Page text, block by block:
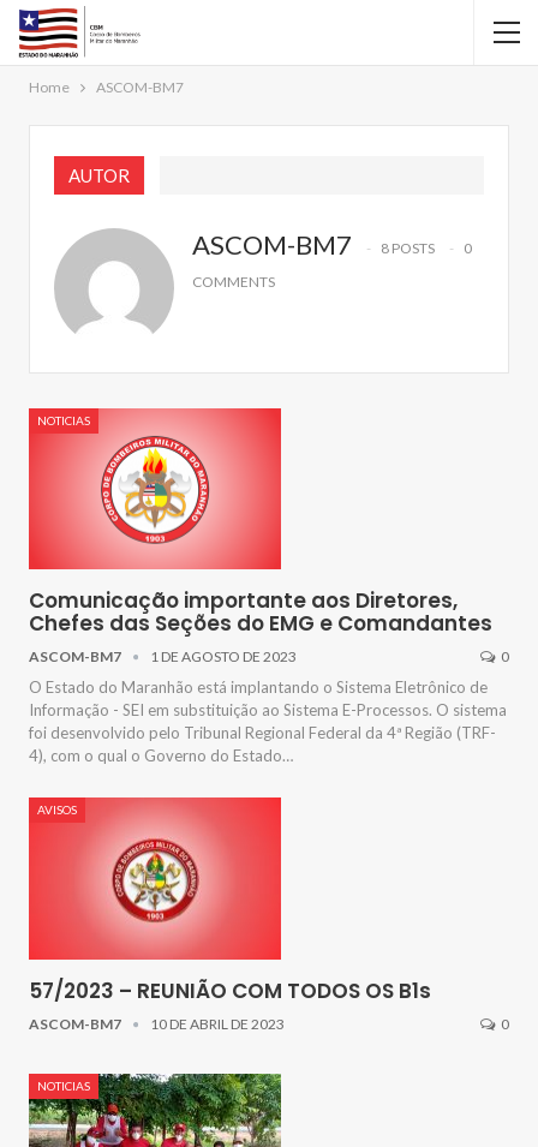
Home ASCOM-BM7
AUTOR
ASCOM-BM7 8 POSTS
0
COMMENTS
NOTICIAS
Comunicação importante aos Diretores,
Chefes das Seções do EMG e Comandantes
ASCOM-BM7 1 DE AGOSTO DE 2023 0
O Estado do Maranhão está implantando o Sistema Eletrônico de
Informação - SEI em substituição ao Sistema E-Processos. O sistema
foi desenvolvido pelo Tribunal Regional Federal da 4ª Região (TRF-
4), com o qual o Governo do Estado…
AVISOS
57/2023 – REUNIÃO COM TODOS OS B1s
ASCOM-BM7 10 DE ABRIL DE 2023 0
NOTICIAS